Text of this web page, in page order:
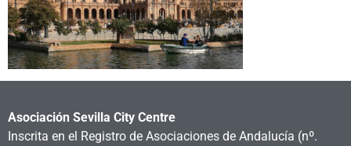
Asociación Sevilla City Centre
Inscrita en el Registro de Asociaciones de Andalucía (nº.